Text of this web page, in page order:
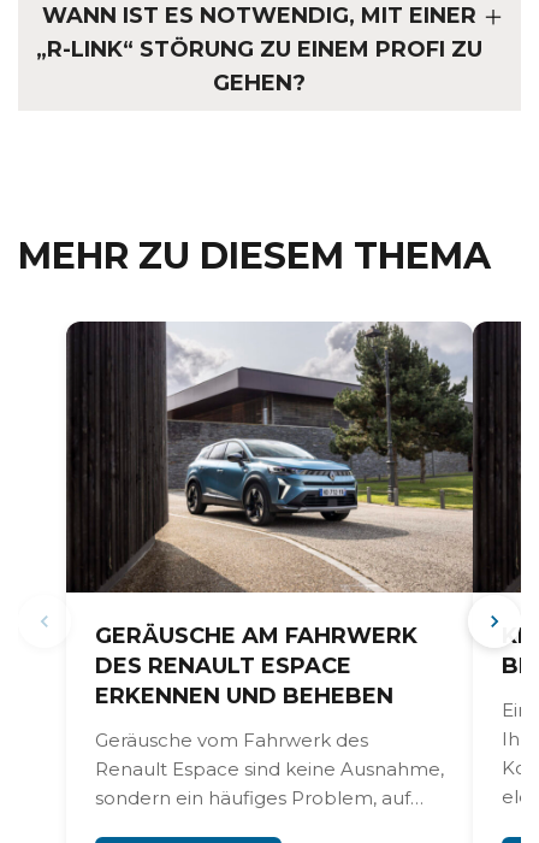
WANN IST ES NOTWENDIG, MIT EINER
„R-LINK“ STÖRUNG ZU EINEM PROFI ZU
GEHEN?
MEHR ZU DIESEM THEMA
GERÄUSCHE AM FAHRWERK
DES RENAULT ESPACE
ERKENNEN UND BEHEBEN
Geräusche vom Fahrwerk des
Renault Espace sind keine Ausnahme,
sondern ein häufiges Problem, auf
Ein